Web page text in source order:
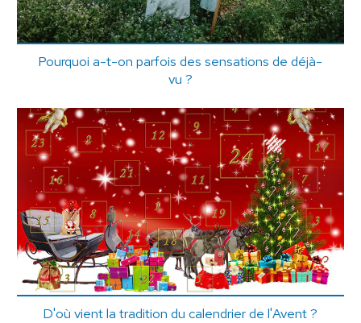
Pourquoi a-t-on parfois des sensations de déjà-
vu ?
D'où vient la tradition du calendrier de l'Avent ?